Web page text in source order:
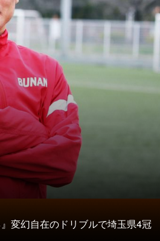
変幻自在のドリブルで埼玉県4冠